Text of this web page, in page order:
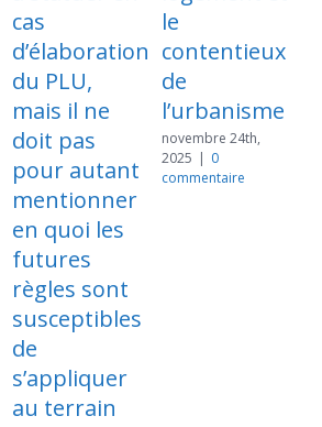
cas
d’élaboration
du PLU,
mais il ne
doit pas
pour autant
mentionner
en quoi les
futures
règles sont
susceptibles
de
s’appliquer
au terrain
le
contentieux
de
l’urbanisme
novembre 24th,
2025 | 0
commentaire